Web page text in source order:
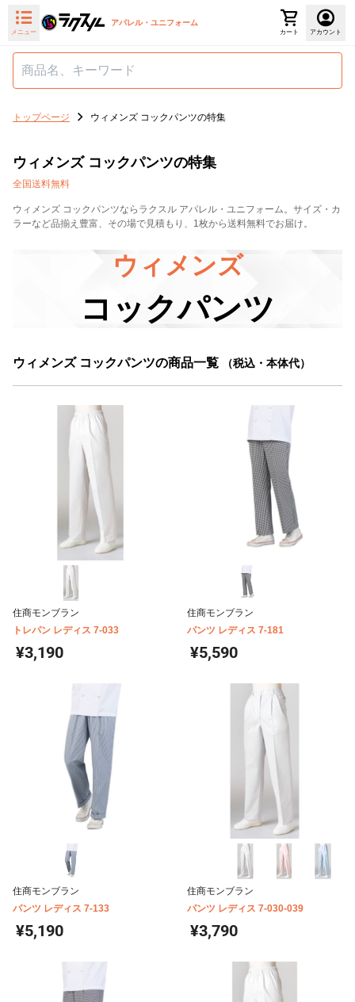
メニュー
アパレル・ユニフォーム
カート アカウント
トップページ ウィメンズ コックパンツの特集
ウィメンズ コックパンツの特集
全国送料無料
ウィメンズ コックパンツならラクスル アパレル・ユニフォーム。サイズ・カ
ラーなど品揃え豊富、その場で見積もり、1枚から送料無料でお届け。
ウィメンズ
コックパンツ
ウィメンズ コックパンツの商品一覧 （税込・本体代）
住商モンブラン
トレパン レディス 7-033
¥3,190
住商モンブラン
パンツ レディス 7-181
¥5,590
住商モンブラン
パンツ レディス 7-133
¥5,190
住商モンブラン
パンツ レディス 7-030-039
¥3,790